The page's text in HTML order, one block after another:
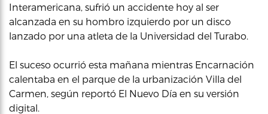
Interamericana, sufrió un accidente hoy al ser
alcanzada en su hombro izquierdo por un disco
lanzado por una atleta de la Universidad del Turabo.
El suceso ocurrió esta mañana mientras Encarnación
calentaba en el parque de la urbanización Villa del
Carmen, según reportó El Nuevo Día en su versión
digital.